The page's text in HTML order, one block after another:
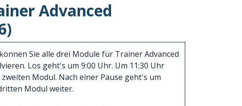
Advanced
Sie alle drei Module für Trainer Advanced
Los geht's um 9:00 Uhr. Um 11:30 Uhr
Modul. Nach einer Pause geht's um
Modul weiter.